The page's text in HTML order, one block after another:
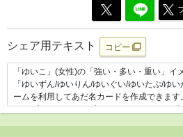
シェア用テキスト コピー